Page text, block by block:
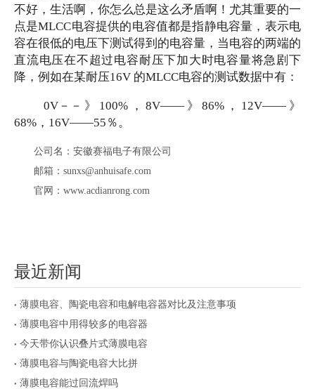
不好，生活啊，你怎么总是这么矛盾啊！尤其重要的一
点是MLCC电容提供的电容值都是指静电容量，表示电
容在很低的电压下测试得到的电容量，当电容的两端的
直流电压在不超过电容耐压下加大时电容量将急剧下
降，例如在某耐压16V 的MLCC电容的测试数据中有：
0V－－》100%，8V——》86%，12V——》
68%，16V——55％。
公司名：安徽赛福电子有限公司
邮箱：sunxs@anhuisafe.com
官网：www.acdianrong.com
最近新闻
薄膜电容、陶瓷电容和电解电容器对比及注意事项
薄膜电容中用得较多的电容器
今天带你认识叠片式薄膜电容
薄膜电容与陶瓷电容大比拼
薄膜电容能过回流焊吗